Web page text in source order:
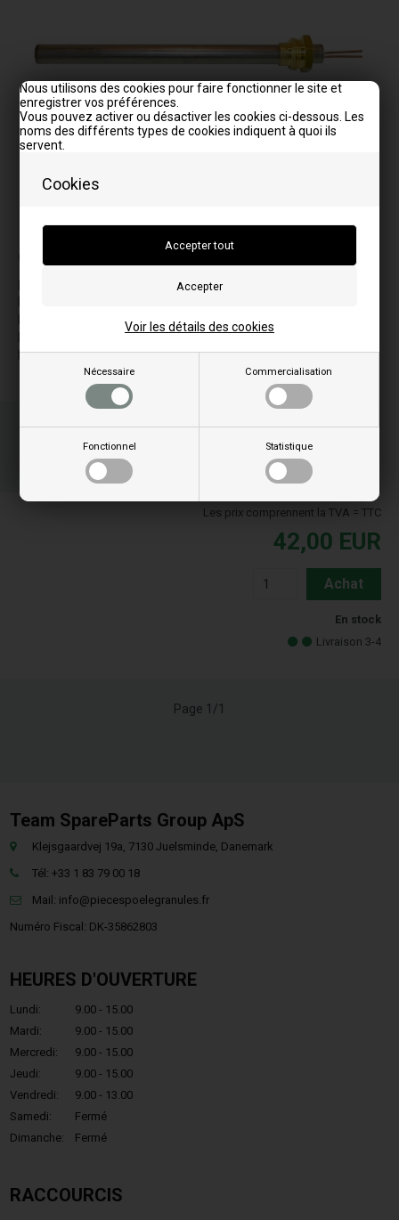
Cookies
Nous utilisons des cookies pour faire fonctionner le site et
enregistrer vos préférences.
Vous pouvez activer ou désactiver les cookies ci-dessous. Les
noms des différents types de cookies indiquent à quoi ils
servent.
Nécessaire Commercialisation
Fonctionnel Statistique
Voir les détails des cookies
La photo peut varier selon le modèle
Correspond aux modèles:
P51
Numéro de colis à envoyer
Les prix comprennent la TVA = TTC
42,00 EUR
Achat
En stock
Livraison 3-4
Page 1/1
Team SpareParts Group ApS
Klejsgaardvej 19a, 7130 Juelsminde, Danemark
Tél: +33 1 83 79 00 18
Mail: info@piecespoelegranules.fr
Numéro Fiscal: DK-35862803
HEURES D'OUVERTURE
Lundi:
9.00 - 15.00
Mardi:
9.00 - 15.00
Mercredi:
9.00 - 15.00
Jeudi:
9.00 - 15.00
Vendredi:
9.00 - 13.00
Samedi:
Fermé
Dimanche:
Fermé
RACCOURCIS